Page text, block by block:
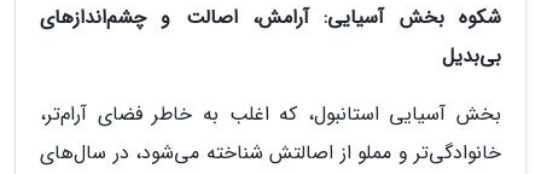
شکوه بخش آسیایی: آرامش، اصالت و چشم‌اندازهای
بی‌بدیل
بخش آسیایی استانبول، که اغلب به خاطر فضای آرام‌تر،
خانوادگی‌تر و مملو از اصالتش شناخته می‌شود، در سال‌های